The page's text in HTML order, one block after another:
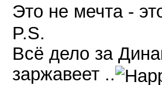
Это не мечта -
P.S.
Всё дело за
заржавеет ..